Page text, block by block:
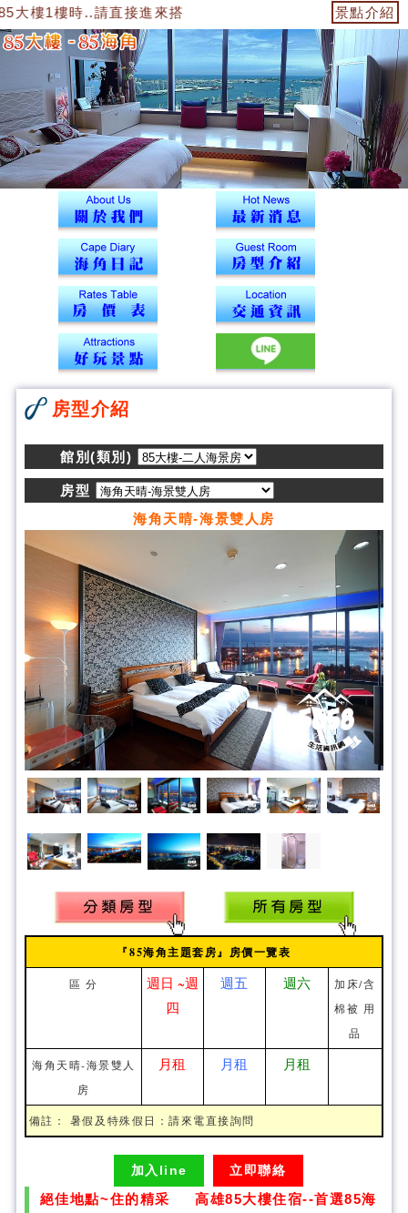
樓1樓時..請直接進來搭電梯到12樓43號海角辦公室找我
景點介紹
房型介紹
館別(類別)
房型
海角天晴-海景雙人房
『85海角主題套房』房價一覽表
區 分
週日 ~週
四
週五 週六
加床/含
棉被 用
品
海角天晴-海景雙人
房
月租 月租 月租
備註： 暑假及特殊假日：請來電直接詢問
加入line 立即聯絡
絕佳地點~住的精采 高雄85大樓住宿--首選85海